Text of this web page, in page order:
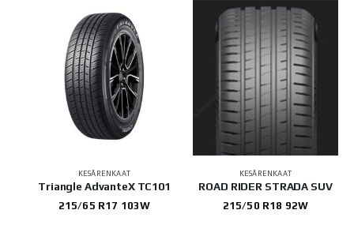
KESÄRENKAAT
Triangle AdvanteX TC101
215/65 R17 103W
KESÄRENKAAT
ROAD RIDER STRADA SUV
215/50 R18 92W